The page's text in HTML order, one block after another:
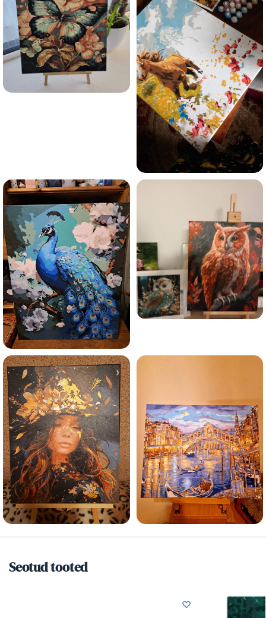
Seotud tooted
Olen tutvunud Maalihobi.ee privaatsuspoliitikaga ja
nõustun sellega
Maalihobi.eePrivaatsuspoliitika
TELLI